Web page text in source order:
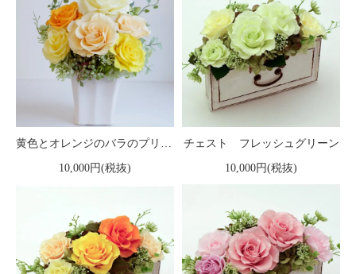
黄色とオレンジのバラのプリザーブドフラワーアレンジ 「シャーロット」イエロー
10,000円(税抜)
チェスト フレッシュグリーン
10,000円(税抜)